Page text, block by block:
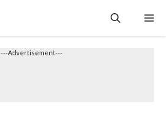
---Advertisement---